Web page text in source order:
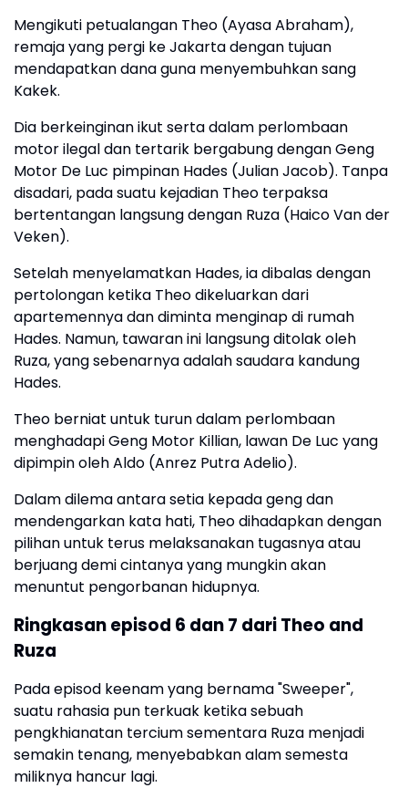
Mengikuti petualangan Theo (Ayasa Abraham),
remaja yang pergi ke Jakarta dengan tujuan
mendapatkan dana guna menyembuhkan sang
Kakek.
Dia berkeinginan ikut serta dalam perlombaan
motor ilegal dan tertarik bergabung dengan Geng
Motor De Luc pimpinan Hades (Julian Jacob). Tanpa
disadari, pada suatu kejadian Theo terpaksa
bertentangan langsung dengan Ruza (Haico Van der
Veken).
Setelah menyelamatkan Hades, ia dibalas dengan
pertolongan ketika Theo dikeluarkan dari
apartemennya dan diminta menginap di rumah
Hades. Namun, tawaran ini langsung ditolak oleh
Ruza, yang sebenarnya adalah saudara kandung
Hades.
Theo berniat untuk turun dalam perlombaan
menghadapi Geng Motor Killian, lawan De Luc yang
dipimpin oleh Aldo (Anrez Putra Adelio).
Dalam dilema antara setia kepada geng dan
mendengarkan kata hati, Theo dihadapkan dengan
pilihan untuk terus melaksanakan tugasnya atau
berjuang demi cintanya yang mungkin akan
menuntut pengorbanan hidupnya.
Ringkasan episod 6 dan 7 dari Theo and
Ruza
Pada episod keenam yang bernama "Sweeper",
suatu rahasia pun terkuak ketika sebuah
pengkhianatan tercium sementara Ruza menjadi
semakin tenang, menyebabkan alam semesta
miliknya hancur lagi.